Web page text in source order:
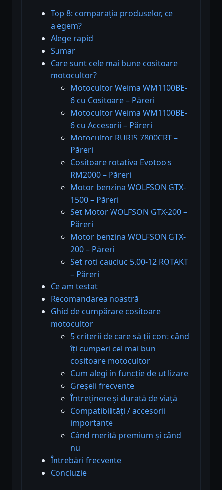
Top 8: comparația produselor, ce
alegem?
Alege rapid
Sumar
Care sunt cele mai bune cositoare
motocultor?
Motocultor Weima WM1100BE-
6 cu Cositoare – Păreri
Motocultor Weima WM1100BE-
6 cu Accesorii – Păreri
Motocultor RURIS 7800CRT –
Păreri
Cositoare rotativa Evotools
RM2000 – Păreri
Motor benzina WOLFSON GTX-
1500 – Păreri
Set Motor WOLFSON GTX-200 –
Păreri
Motor benzina WOLFSON GTX-
200 – Păreri
Set roti cauciuc 5.00-12 ROTAKT
– Păreri
Ce am testat
Recomandarea noastră
Ghid de cumpărare cositoare
motocultor
5 criterii de care să ții cont când
îți cumperi cel mai bun
cositoare motocultor
Cum alegi în funcție de utilizare
Greșeli frecvente
Întreținere și durată de viață
Compatibilități / accesorii
importante
Când merită premium și când
nu
Întrebări frecvente
Concluzie